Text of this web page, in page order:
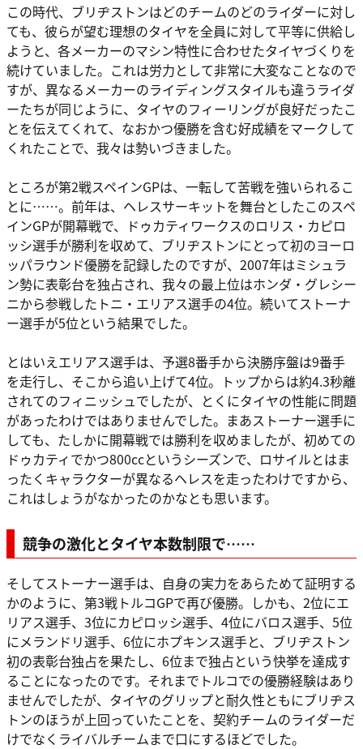
この時代、ブリヂストンはどのチームのどのライダーに対し
ても、彼らが望む理想のタイヤを全員に対して平等に供給し
ようと、各メーカーのマシン特性に合わせたタイヤづくりを
続けていました。これは労力として非常に大変なことなので
すが、異なるメーカーのライディングスタイルも違うライダ
ーたちが同じように、タイヤのフィーリングが良好だったこ
とを伝えてくれて、なおかつ優勝を含む好成績をマークして
くれたことで、我々は勢いづきました。
ところが第2戦スペインGPは、一転して苦戦を強いられるこ
とに……。前年は、ヘレスサーキットを舞台としたこのスペ
インGPが開幕戦で、ドゥカティワークスのロリス・カピロ
ッシ選手が勝利を収めて、ブリヂストンにとって初のヨーロ
ッパラウンド優勝を記録したのですが、2007年はミシュラ
ン勢に表彰台を独占され、我々の最上位はホンダ・グレシー
ニから参戦したトニ・エリアス選手の4位。続いてストーナ
ー選手が5位という結果でした。
とはいえエリアス選手は、予選8番手から決勝序盤は9番手
を走行し、そこから追い上げて4位。トップからは約4.3秒離
されてのフィニッシュでしたが、とくにタイヤの性能に問題
があったわけではありませんでした。まあストーナー選手に
しても、たしかに開幕戦では勝利を収めましたが、初めての
ドゥカティでかつ800ccというシーズンで、ロサイルとはま
ったくキャラクターが異なるヘレスを走ったわけですから、
これはしょうがなかったのかなとも思います。
競争の激化とタイヤ本数制限で……
そしてストーナー選手は、自身の実力をあらためて証明する
かのように、第3戦トルコGPで再び優勝。しかも、2位にエ
リアス選手、3位にカピロッシ選手、4位にバロス選手、5位
にメランドリ選手、6位にホプキンス選手と、ブリヂストン
初の表彰台独占を果たし、6位まで独占という快挙を達成す
ることになったのです。それまでトルコでの優勝経験はあり
ませんでしたが、タイヤのグリップと耐久性ともにブリヂス
トンのほうが上回っていたことを、契約チームのライダーだ
けでなくライバルチームまで口にするほどでした。